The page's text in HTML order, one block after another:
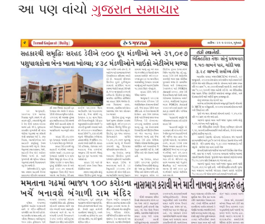
આ પણ વાંચો ગુજરાત સમાચાર